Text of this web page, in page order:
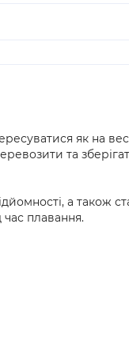
як на
та
а також
плавання.